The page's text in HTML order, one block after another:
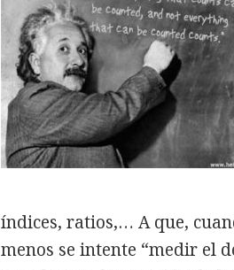
índices, ratios,… A que,
menos se intente “medir el